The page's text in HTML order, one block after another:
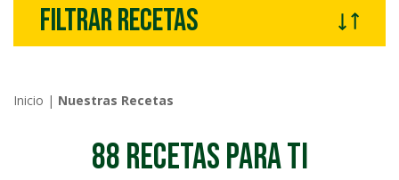
Filtrar recetas
Inicio | Nuestras Recetas
88RECETAS PARA TI